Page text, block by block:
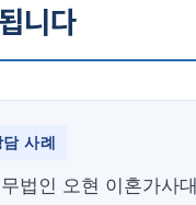
니다
사례
법인 오현 이혼가사